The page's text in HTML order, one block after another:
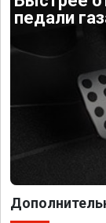
педали